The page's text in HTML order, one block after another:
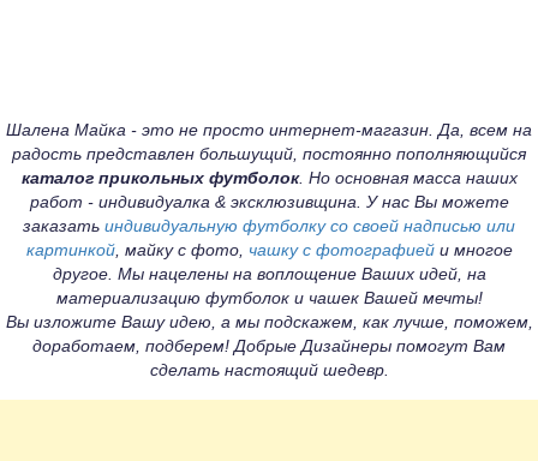
Шалена Майка - это не просто интернет-магазин. Да, всем на
радость представлен большущий, постоянно пополняющийся
каталог прикольных футболок. Но основная масса наших
работ - индивидуалка & эксклюзивщина. У нас Вы можете
заказать индивидуальную футболку со своей надписью или
картинкой, майку с фото, чашку с фотографиейи многое
другое. Мы нацелены на воплощение Ваших идей, на
материализацию футболок и чашек Вашей мечты!
Вы изложите Вашу идею, а мы подскажем, как лучше, поможем,
доработаем, подберем! Добрые Дизайнеры помогут Вам
сделать настоящий шедевр.